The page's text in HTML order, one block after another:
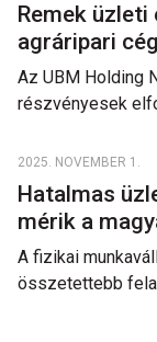
Remek üzleti
agráripari
Az UBM Holding
részvényesek
2025. NOVEMBER 1.
Hatalmas
mérik a
A fizikai
összetettebb